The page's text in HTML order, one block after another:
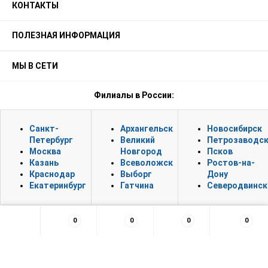
КОНТАКТЫ
ПОЛЕЗНАЯ ИНФОРМАЦИЯ
МЫ В СЕТИ
Филиалы в России:
Санкт-
Петербург
Москва
Казань
Краснодар
Екатеринбург
Архангельск
Великий
Новгород
Всеволожск
Выборг
Гатчина
Новосибирск
Петрозаводск
Псков
Ростов-на-
Дону
Северодвинск
0 0 0 0